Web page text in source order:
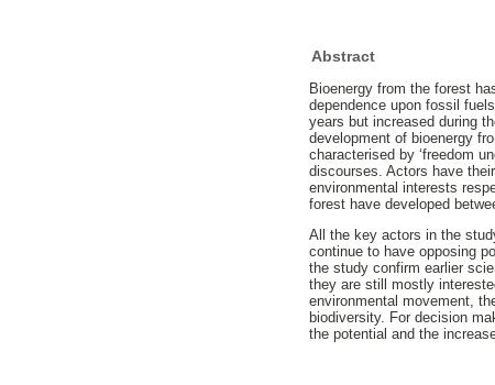
Abstract
Bioenergy from the forest
dependence upon fossil
years but increased during
development of bioenergy
characterised by ‘freedom
discourses. Actors have
environmental interests
forest have developed
All the key actors in the
continue to have opposing
the study confirm earlier
they are still mostly
environmental movement,
biodiversity. For decision
the potential and the